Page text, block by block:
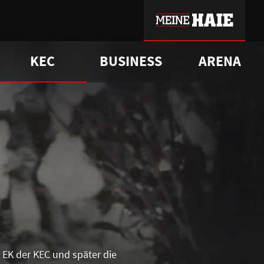
Vorverkaufstermine
ß FAQ
KEC
Historie
BUSINESS
Club
ARENA
der KEC und später die